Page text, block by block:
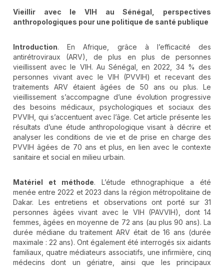
Vieillir avec le VIH au Sénégal, perspectives
anthropologiques pour une politique de santé publique
Introduction. En Afrique, grâce à l’efficacité des
antirétroviraux (ARV), de plus en plus de personnes
vieillissent avec le VIH. Au Sénégal, en 2022, 34 % des
personnes vivant avec le VIH (PVVIH) et recevant des
traitements ARV étaient âgées de 50 ans ou plus. Le
vieillissement s’accompagne d’une évolution progressive
des besoins médicaux, psychologiques et sociaux des
PVVIH, qui s’accentuent avec l’âge. Cet article présente les
résultats d’une étude anthropologique visant à décrire et
analyser les conditions de vie et de prise en charge des
PVVIH âgées de 70 ans et plus, en lien avec le contexte
sanitaire et social en milieu urbain.
Matériel et méthode. L’étude ethnographique a été
menée entre 2022 et 2023 dans la région métropolitaine de
Dakar. Les entretiens et observations ont porté sur 31
personnes âgées vivant avec le VIH (PAVVIH), dont 14
femmes, âgées en moyenne de 72 ans (au plus 90 ans). La
durée médiane du traitement ARV était de 16 ans (durée
maximale : 22 ans). Ont également été interrogés six aidants
familiaux, quatre médiateurs associatifs, une infirmière, cinq
médecins dont un gériatre, ainsi que les principaux